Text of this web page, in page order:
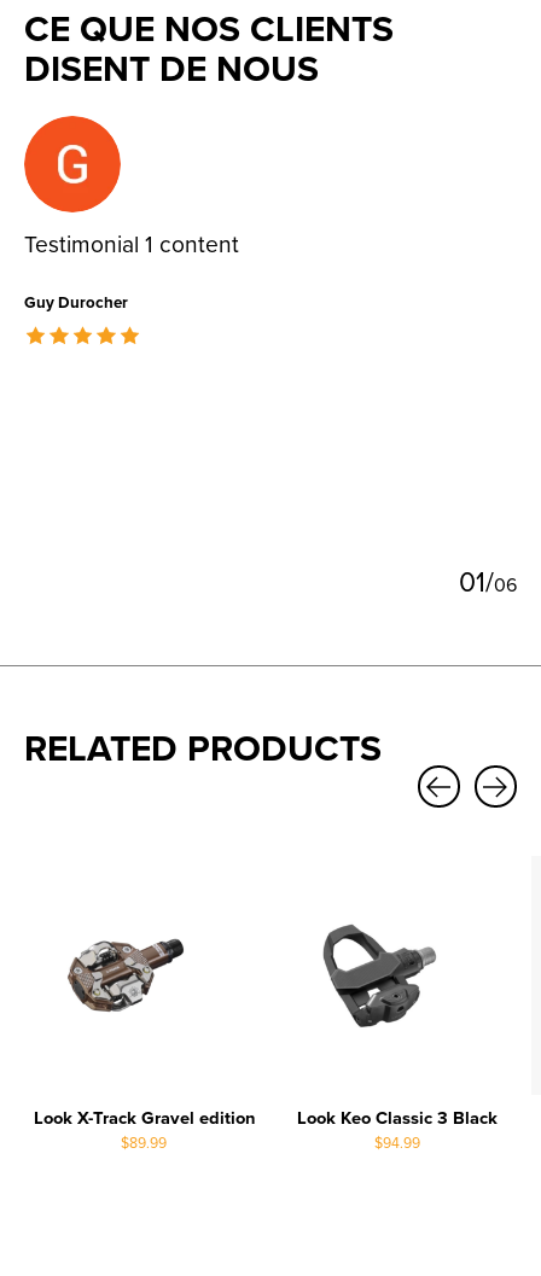
CE QUE NOS CLIENTS
DISENT DE NOUS
Testimonial items
Testimonial 1 content
Guy Durocher
The rating of this product is
01/06
RELATED PRODUCTS
Look X-Track Gravel edition
$89.99
Look Keo Classic 3 Black
$94.99